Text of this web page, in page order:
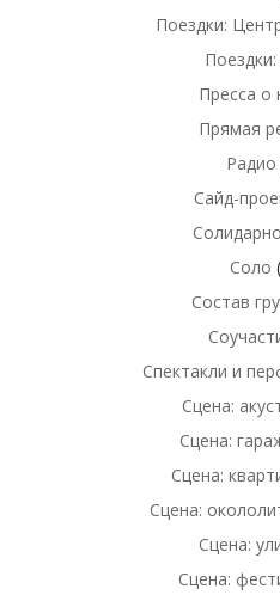
Поездки:
Пресса о
Прямая
Радио
Сайд-
Соло
Состав
Спектакли и
Сцена:
Сцена:
Сцена:
Сцена:
Сцена:
Сцена: